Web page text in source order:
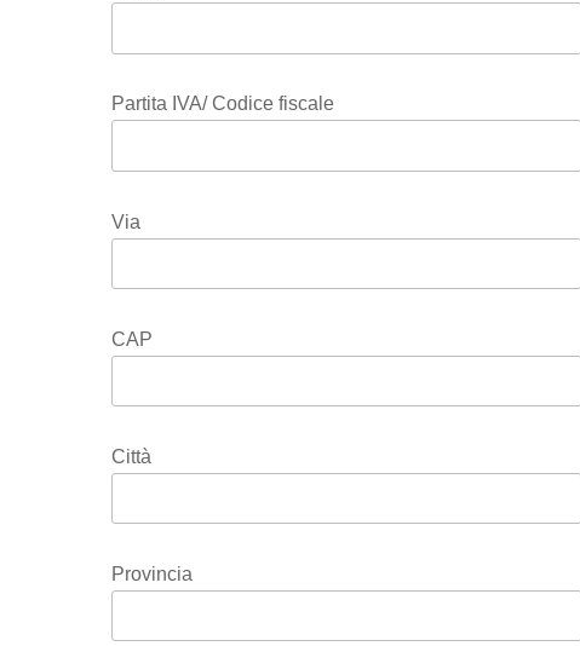
Partita IVA/ Codice fiscale
Via
CAP
Città
Provincia